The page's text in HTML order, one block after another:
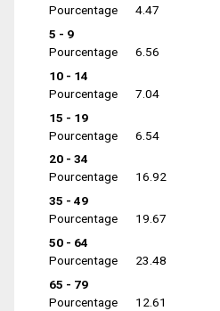
Pourcentage
4.47
5 - 9
Pourcentage
6.56
10 - 14
Pourcentage
7.04
15 - 19
Pourcentage
6.54
20 - 34
Pourcentage
16.92
35 - 49
Pourcentage
19.67
50 - 64
Pourcentage
23.48
65 - 79
Pourcentage
12.61